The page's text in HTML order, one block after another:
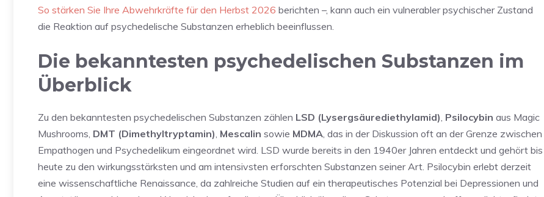
So stärken Sie Ihre Abwehrkräfte für den Herbst 2026 berichten –, kann auch ein vulnerabler psychischer Zustand
die Reaktion auf psychedelische Substanzen erheblich beeinflussen.
Die bekanntesten psychedelischen Substanzen im
Überblick
Zu den bekanntesten psychedelischen Substanzen zählen LSD (Lysergsäurediethylamid), Psilocybin aus Magic
Mushrooms, DMT (Dimethyltryptamin), Mescalin sowie MDMA, das in der Diskussion oft an der Grenze zwischen
Empathogen und Psychedelikum eingeordnet wird. LSD wurde bereits in den 1940er Jahren entdeckt und gehört bis
heute zu den wirkungsstärksten und am intensivsten erforschten Substanzen seiner Art. Psilocybin erlebt derzeit
eine wissenschaftliche Renaissance, da zahlreiche Studien auf ein therapeutisches Potenzial bei Depressionen und